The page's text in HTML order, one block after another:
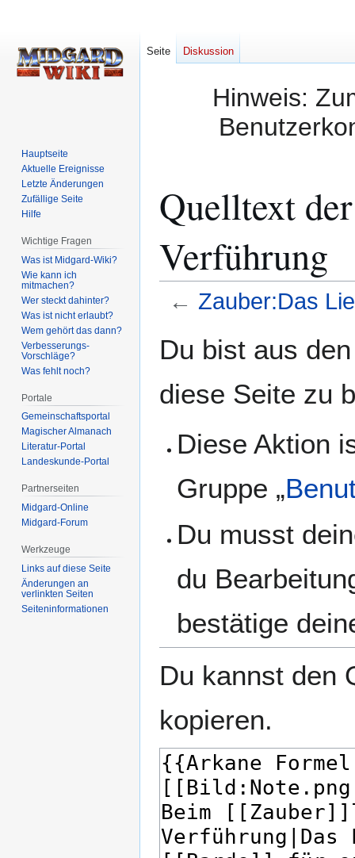
Hinweis:
Quelltext
Verführung
← Zauber:Das
Navigation
Suche
Du bist aus
diese Seite zu
Diese Aktion
Gruppe „
Du musst
du
bestätige
Du kannst den
kopieren.
Seite Diskussion
Hauptseite
Aktuelle Ereignisse
Letzte Änderungen
Zufällige Seite
Hilfe
Wichtige Fragen
Was ist Midgard-Wiki?
Wie kann ich
mitmachen?
Wer steckt dahinter?
Was ist nicht erlaubt?
Wem gehört das dann?
Verbesserungs-
Vorschläge?
Was fehlt noch?
Portale
Gemeinschafts­portal
Magischer Almanach
Literatur-Portal
Landeskunde-Portal
Partnerseiten
Midgard-Online
Midgard-Forum
Werkzeuge
Links auf diese Seite
Änderungen an
verlinkten Seiten
Seiten­­informationen